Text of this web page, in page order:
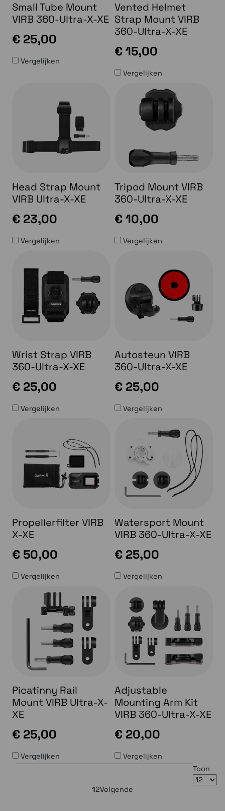
Small Tube Mount
VIRB 360-Ultra-X-XE
€ 25,00
Vergelijken
Vented Helmet
Strap Mount VIRB
360-Ultra-X-XE
€ 15,00
Vergelijken
Head Strap Mount
VIRB Ultra-X-XE
€ 23,00
Vergelijken
Tripod Mount VIRB
360-Ultra-X-XE
€ 10,00
Vergelijken
Wrist Strap VIRB
360-Ultra-X-XE
€ 25,00
Vergelijken
Autosteun VIRB
360-Ultra-X-XE
€ 25,00
Vergelijken
Propellerfilter VIRB
X-XE
€ 50,00
Vergelijken
Watersport Mount
VIRB 360-Ultra-X-XE
€ 25,00
Vergelijken
Picatinny Rail
Mount VIRB Ultra-X-
XE
€ 25,00
Vergelijken
Adjustable
Mounting Arm Kit
VIRB 360-Ultra-X-XE
€ 20,00
Vergelijken
12Volgende
Toon